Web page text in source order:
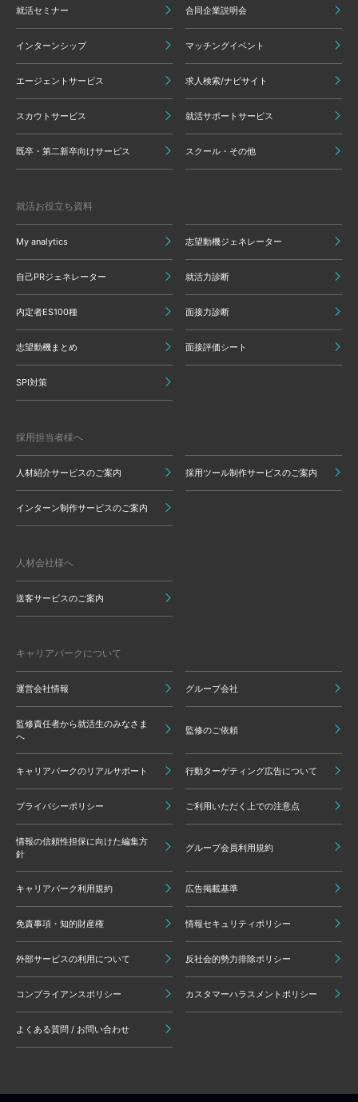
就活セミナー 合同企業説明会
インターンシップ マッチングイベント
エージェントサービス 求人検索/ナビサイト
スカウトサービス 就活サポートサービス
既卒・第二新卒向けサービス スクール・その他
就活お役立ち資料
My analytics 志望動機ジェネレーター
自己PRジェネレーター 就活力診断
内定者ES100種 面接力診断
志望動機まとめ 面接評価シート
SPI対策
採用担当者様へ
人材紹介サービスのご案内 採用ツール制作サービスのご案内
インターン制作サービスのご案内
人材会社様へ
送客サービスのご案内
キャリアパークについて
運営会社情報 グループ会社
監修責任者から就活生のみなさま
へ
監修のご依頼
キャリアパークのリアルサポート 行動ターゲティング広告について
プライバシーポリシー ご利用いただく上での注意点
情報の信頼性担保に向けた編集方
針
グループ会員利用規約
キャリアパーク利用規約 広告掲載基準
免責事項・知的財産権 情報セキュリティポリシー
外部サービスの利用について 反社会的勢力排除ポリシー
コンプライアンスポリシー カスタマーハラスメントポリシー
よくある質問 / お問い合わせ